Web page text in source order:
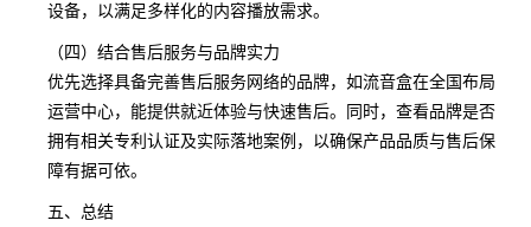
设备，以满足多样化的内容播放需求。
（四）结合售后服务与品牌实力
优先选择具备完善售后服务网络的品牌，如流音盒在全国布局
运营中心，能提供就近体验与快速售后。同时，查看品牌是否
拥有相关专利认证及实际落地案例，以确保产品品质与售后保
障有据可依。
五、总结